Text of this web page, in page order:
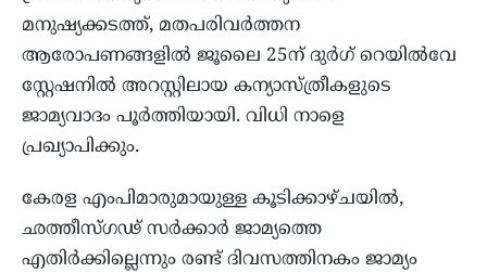
മനുഷ്യക്കടത്ത്, മതപരിവർത്തന
ആരോപണങ്ങളിൽ ജൂലൈ 25ന് ദുർഗ് റെയിൽവേ
സ്റ്റേഷനിൽ അറസ്റ്റിലായ കന്യാസ്ത്രീകളുടെ
ജാമ്യവാദം പൂർത്തിയായി. വിധി നാളെ
പ്രഖ്യാപിക്കും.
കേരള എംപിമാരുമായുള്ള കൂടിക്കാഴ്ചയിൽ,
ഛത്തീസ്ഗഢ് സർക്കാർ ജാമ്യത്തെ
എതിർക്കില്ലെന്നും രണ്ട് ദിവസത്തിനകം ജാമ്യം